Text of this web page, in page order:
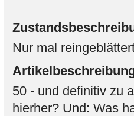
Nur mal
50 - und definitiv zu
hierher? Und: Was